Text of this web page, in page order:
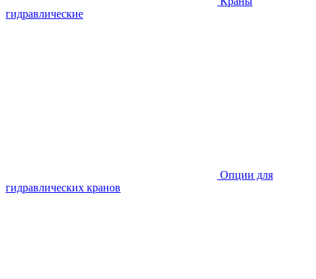
гидравлические
Опции для
гидравлических кранов